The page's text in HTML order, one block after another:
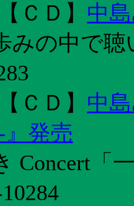
【 ＣＤ 】 中
みの中で
【 ＣＤ 】 中
』発売
Concert